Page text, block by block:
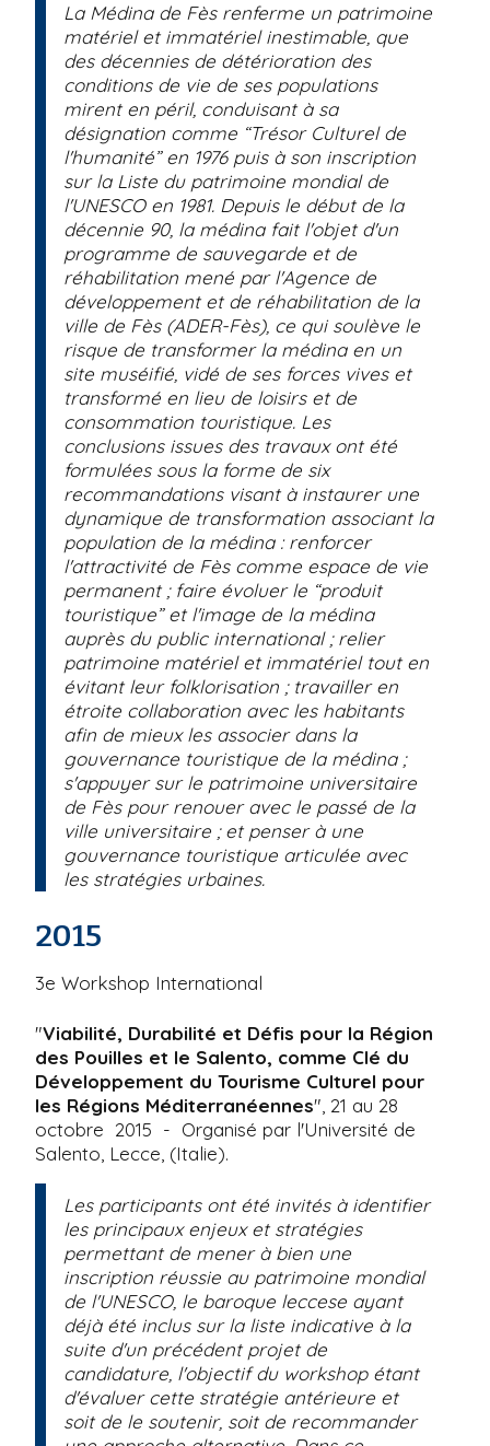
La Médina de Fès renferme un patrimoine
matériel et immatériel inestimable, que
des décennies de détérioration des
conditions de vie de ses populations
mirent en péril, conduisant à sa
désignation comme “Trésor Culturel de
l'humanité” en 1976 puis à son inscription
sur la Liste du patrimoine mondial de
l'UNESCO en 1981. Depuis le début de la
décennie 90, la médina fait l'objet d'un
programme de sauvegarde et de
réhabilitation mené par l'Agence de
développement et de réhabilitation de la
ville de Fès (ADER-Fès), ce qui soulève le
risque de transformer la médina en un
site muséifié, vidé de ses forces vives et
transformé en lieu de loisirs et de
consommation touristique. Les
conclusions issues des travaux ont été
formulées sous la forme de six
recommandations visant à instaurer une
dynamique de transformation associant la
population de la médina : renforcer
l'attractivité de Fès comme espace de vie
permanent ; faire évoluer le “produit
touristique” et l'image de la médina
auprès du public international ; relier
patrimoine matériel et immatériel tout en
évitant leur folklorisation ; travailler en
étroite collaboration avec les habitants
afin de mieux les associer dans la
gouvernance touristique de la médina ;
s'appuyer sur le patrimoine universitaire
de Fès pour renouer avec le passé de la
ville universitaire ; et penser à une
gouvernance touristique articulée avec
les stratégies urbaines.
2015
3e Workshop International
"Viabilité, Durabilité et Défis pour la Région
des Pouilles et le Salento, comme Clé du
Développement du Tourisme Culturel pour
les Régions Méditerranéennes", 21 au 28
octobre 2015 - Organisé par l'Université de
Salento, Lecce, (Italie).
Les participants ont été invités à identifier
les principaux enjeux et stratégies
permettant de mener à bien une
inscription réussie au patrimoine mondial
de l'UNESCO, le baroque leccese ayant
déjà été inclus sur la liste indicative à la
suite d'un précédent projet de
candidature, l'objectif du workshop étant
d'évaluer cette stratégie antérieure et
soit de le soutenir, soit de recommander